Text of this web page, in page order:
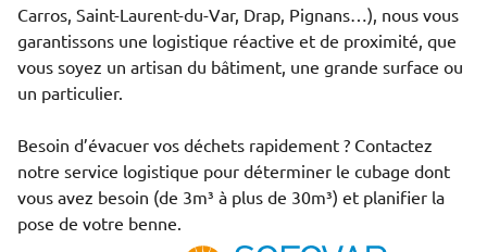
Carros, Saint-Laurent-du-Var, Drap, Pignans…), nous vous
garantissons une logistique réactive et de proximité, que
vous soyez un artisan du bâtiment, une grande surface ou
un particulier.
Besoin d’évacuer vos déchets rapidement ? Contactez
notre service logistique pour déterminer le cubage dont
vous avez besoin (de 3m³ à plus de 30m³) et planifier la
pose de votre benne.